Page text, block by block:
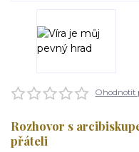
Ohodnotit
Rozhovor s
přáteli